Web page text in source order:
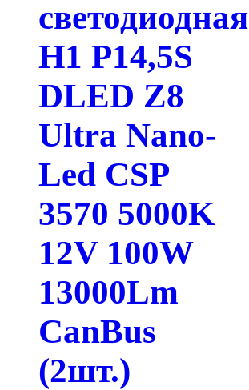
светодиодная
H1 P14,5S
DLED Z8
Ultra Nano-
Led CSP
3570 5000K
12V 100W
13000Lm
CanBus
(2шт.)